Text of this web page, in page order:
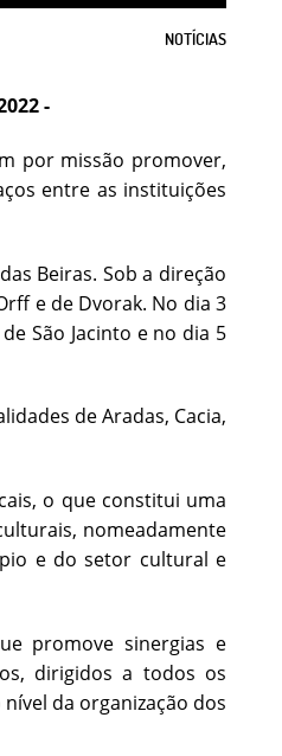
NOTÍCIAS
-
por missão promover,
entre as instituições
Beiras. Sob a direção
e de Dvorak. No dia 3
São Jacinto e no dia 5
de Aradas, Cacia,
o que constitui uma
nomeadamente
e do setor cultural e
promove sinergias e
dirigidos a todos os
da organização dos